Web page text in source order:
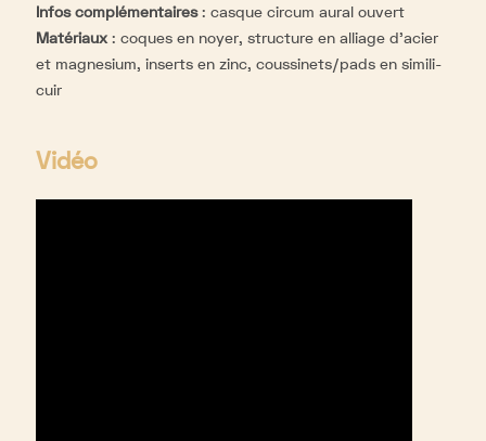
Infos complémentaires: casque circum aural ouvert
Matériaux : coques en noyer, structure en alliage d'acier
et magnesium, inserts en zinc, coussinets/pads en simili-
cuir
Vidéo